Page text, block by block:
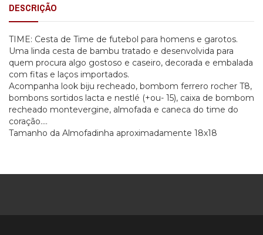
DESCRIÇÃO
TIME: Cesta de Time de futebol para homens e garotos.
Uma linda cesta de bambu tratado e desenvolvida para
quem procura algo gostoso e caseiro, decorada e embalada
com fitas e laços importados.
Acompanha look biju recheado, bombom ferrero rocher T8,
bombons sortidos lacta e nestlé (+ou- 15), caixa de bombom
recheado montevergine, almofada e caneca do time do
coração....
Tamanho da Almofadinha aproximadamente 18x18